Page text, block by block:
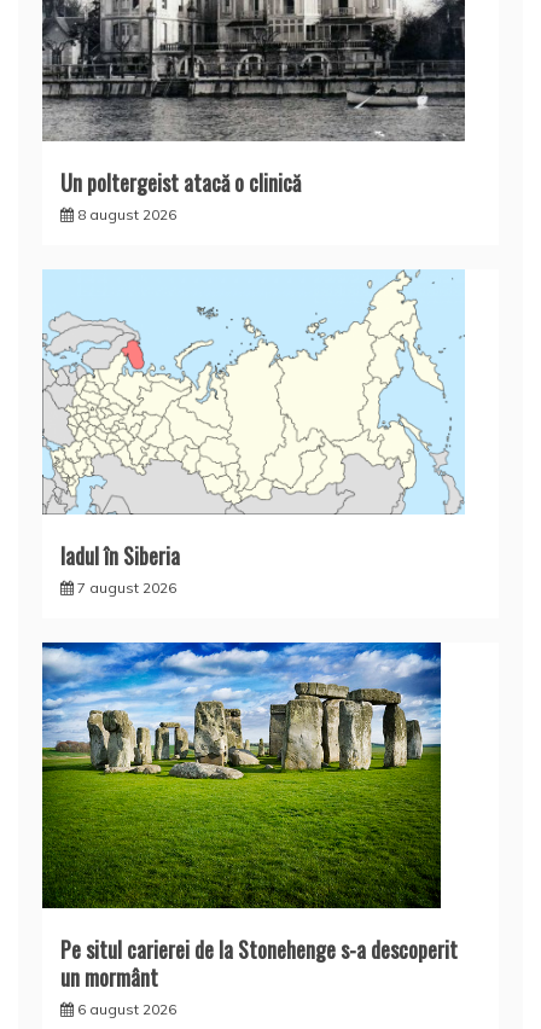
Un poltergeist atacă o clinică
8 august 2026
Iadul în Siberia
7 august 2026
Pe situl carierei de la Stonehenge s-a descoperit
un mormânt
6 august 2026